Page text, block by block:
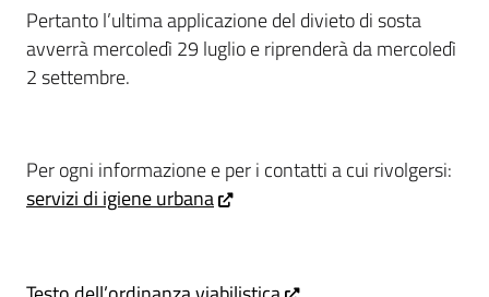
Pertanto l’ultima applicazione del divieto di sosta
avverrà mercoledì 29 luglio e riprenderà da mercoledì
2 settembre.
Per ogni informazione e per i contatti a cui rivolgersi:
servizi di igiene urbana